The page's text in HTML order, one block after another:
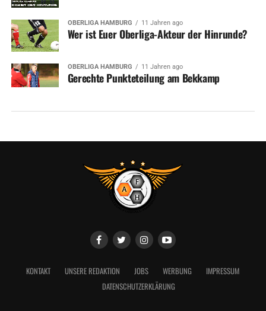
OBERLIGA HAMBURG 11 Jahren ago
Wer ist Euer Oberliga-Akteur der Hinrunde?
OBERLIGA HAMBURG 11 Jahren ago
Gerechte Punkteteilung am Bekkamp
KONTAKT UNSERE REDAKTION JOBS WERBUNG
IMPRESSUM
DATENSCHUTZERKLÄRUNG